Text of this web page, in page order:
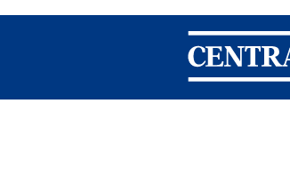
Central Banking